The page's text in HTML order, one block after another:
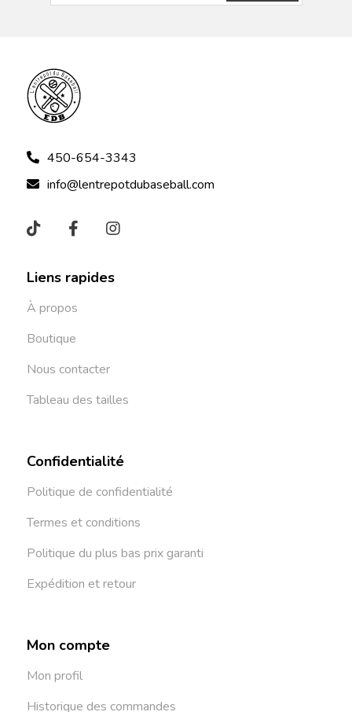
450-654-3343
info@lentrepotdubaseball.com
Liens rapides
À propos
Boutique
Nous contacter
Tableau des tailles
Confidentialité
Politique de confidentialité
Termes et conditions
Politique du plus bas prix garanti
Expédition et retour
Mon compte
Mon profil
Historique des commandes